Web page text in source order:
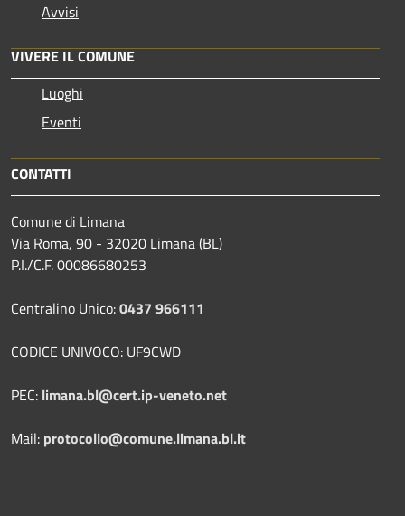
Avvisi
VIVERE IL COMUNE
Luoghi
Eventi
CONTATTI
Comune di Limana
Via Roma, 90 - 32020 Limana (BL)
P.I./C.F. 00086680253
Centralino Unico:0437 966111
CODICE UNIVOCO: UF9CWD
PEC: limana.bl@cert.ip-veneto.net
Mail: protocollo@comune.limana.bl.it